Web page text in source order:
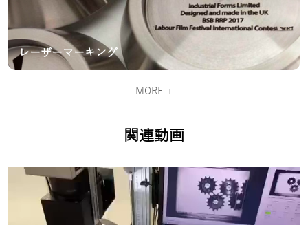
レーザーマーキング
MORE +
関連動画